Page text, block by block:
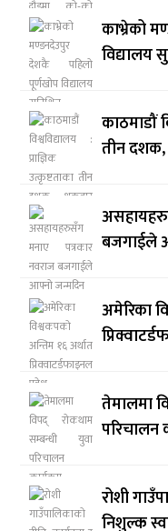
काभ्रेको
विद्यालय
काठमाडौं
तीन दशक,
बजगाईले
अमेरिका
तेमालमा
परिचालन
रोशी
निशुल्क